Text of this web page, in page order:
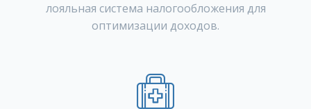
лояльная система налогообложения для
оптимизации доходов.